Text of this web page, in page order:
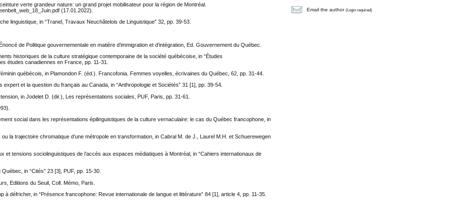
Email the author(Login required)
verte grandeur nature: un grand projet mobilisateur pour la région de Montréal.
(17.01.2022).
linguistique, in “Tranel, Travaux Neuchâtelois de Linguistique” 32, pp. 39-53.
de Politique gouvernementale en matière d’immigration et d’intégration, Ed. Gouvernement du Québec.
historiques de la culture stratégique contemporaine de la société québécoise, in “Études
études canadiennes en France, pp. 11-31.
québécois, in Plamondon F. (éd.). Francofonia. Femmes voyelles, écrivaines du Québec, 62, pp. 31-44.
expert et la question du français au Canada, in “Anthropologie et Sociétés” 31 [1], pp. 39-54.
in Jodelet D. (dir.), Les représentations sociales, PUF, Paris, pp. 31-61.
social dans les représentations épilinguistiques de la culture vernaculaire: le cas du Québec francophone, in
la trajectoire chromatique d’une métropole en transformation, in Cabral M. de J., Laurel M.H. et Schuerewegen
et tensions sociolinguistiques de l’accès aux espaces médiatiques à Montréal, in “Cahiers internationaux de
in “Cités” 23 [3], PUF, pp. 15-30.
Editions du Seuil, Coll. Mémo, Paris.
défricher, in “Présence francophone: Revue internationale de langue et littérature” 84 [1], article 4, pp. 11-35.